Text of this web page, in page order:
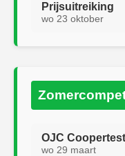
Prijsuitreiking
wo 23 oktober
OJC Coopertest
wo 29 maart